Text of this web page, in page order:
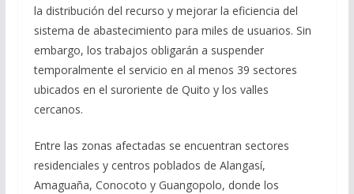
la distribución del recurso y mejorar la eficiencia del
sistema de abastecimiento para miles de usuarios. Sin
embargo, los trabajos obligarán a suspender
temporalmente el servicio en al menos 39 sectores
ubicados en el suroriente de Quito y los valles
cercanos.
Entre las zonas afectadas se encuentran sectores
residenciales y centros poblados de Alangasí,
Amaguaña, Conocoto y Guangopolo, donde los